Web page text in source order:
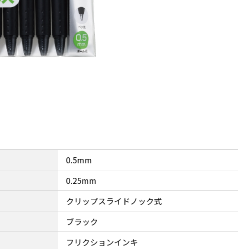
0.5mm
0.25mm
クリップスライドノック式
ブラック
フリクションインキ